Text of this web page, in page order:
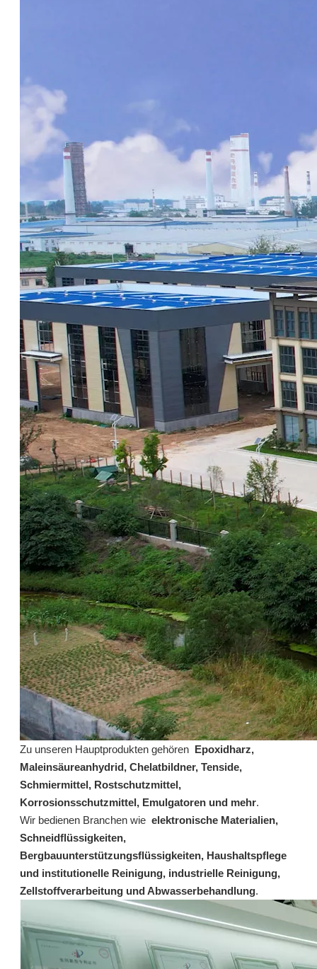
erkundigen erkundigen
1020 ° C phosphatfreie wasserlösliche Siloxan-Keton-Aluminium-Korrosionsinhibitor
erkundigen
768: Rostschutzmittel für Luftwärmepumpen für Schneidflüssigkeiten/Metallbearbeitungsflüssigkeiten
erkundigen
315: Pentabasische Säure für Metallbearbeitungsflüssigkeiten
erkundigen
315: Pentabasische Säure für Metallbearbeitungsflüssigkeiten
erkundigen
erkundigen erkundigen
Zu unseren Hauptprodukten gehören Epoxidharz,
Maleinsäureanhydrid, Chelatbildner, Tenside,
Schmiermittel, Rostschutzmittel,
Korrosionsschutzmittel, Emulgatoren und mehr.
Wir bedienen Branchen wie elektronische Materialien,
Schneidflüssigkeiten,
Bergbauunterstützungsflüssigkeiten, Haushaltspflege
und institutionelle Reinigung, industrielle Reinigung,
Zellstoffverarbeitung und Abwasserbehandlung.